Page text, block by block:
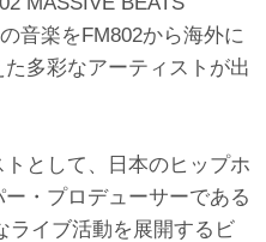
音楽をFM802から海外に
多彩なアーティストが出
として、日本のヒップホ
・プロデューサーである
ライブ活動を展開するビ